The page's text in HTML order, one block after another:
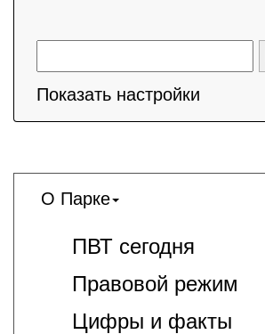
Показать настройки
О Парке
ПВТ сегодня
Правовой режим
Цифры и факты